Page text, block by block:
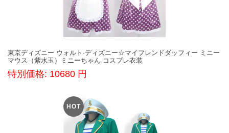
東京ディズニー ウォルト·ディズニー☆マイフレンドダッフィー ミニー
マウス（紫水玉）ミニーちゃん コスプレ衣装
特別価格: 10680 円
HOT